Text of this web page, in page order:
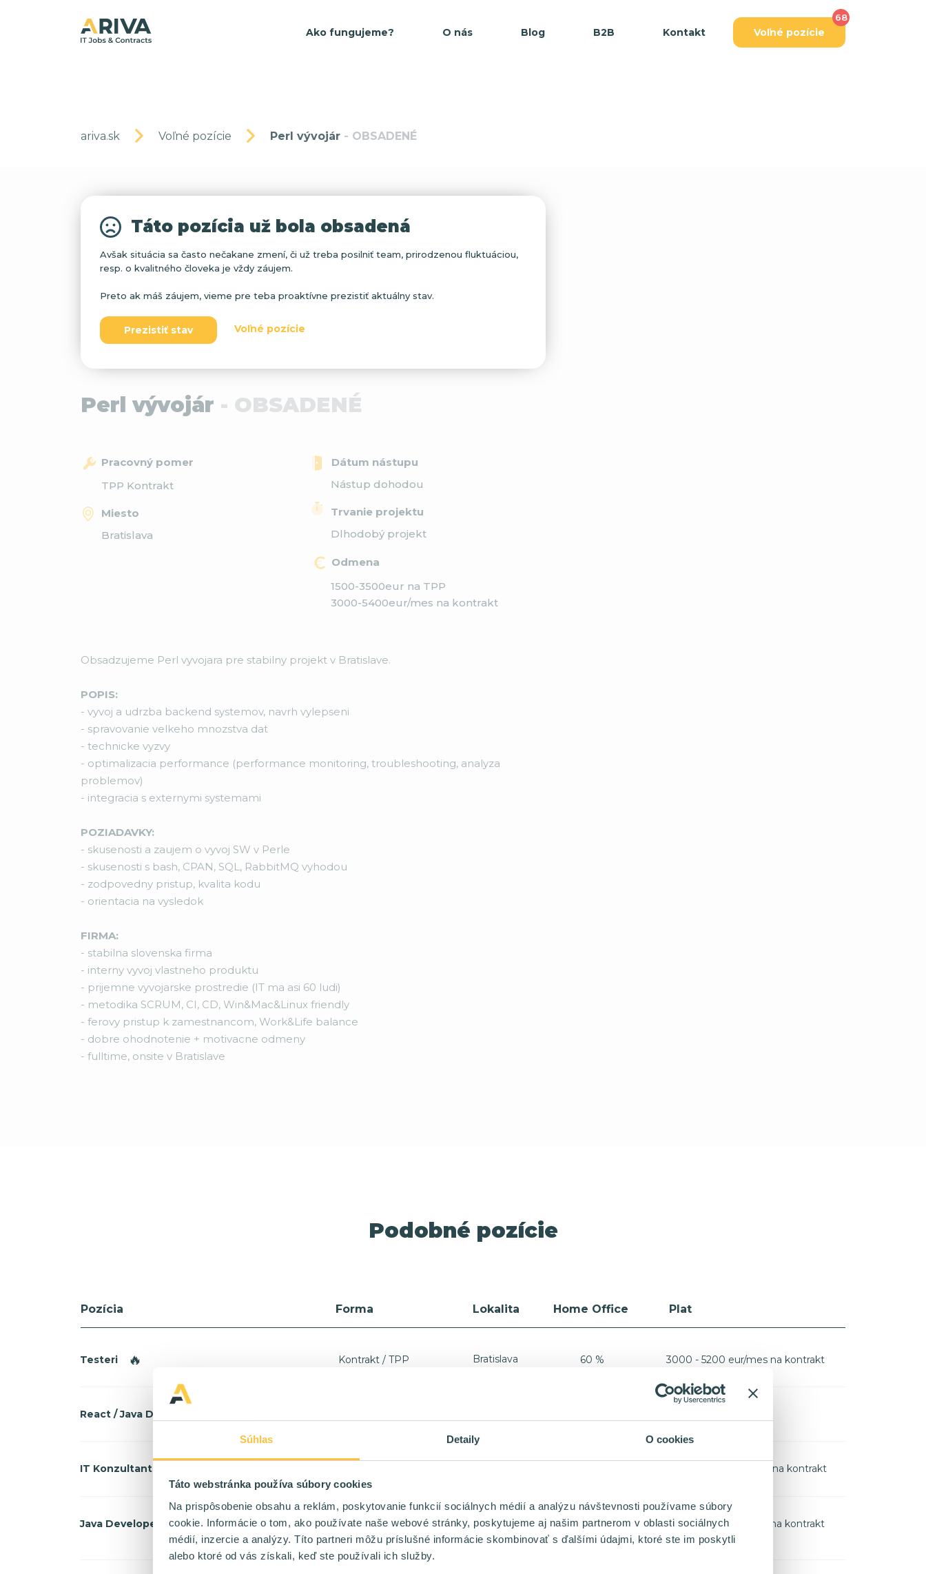
Súhlas Detaily O cookies
Táto webstránka používa súbory cookies
Na prispôsobenie obsahu a reklám, poskytovanie funkcií sociálnych médií a analýzu návštevnosti používame súbory
cookie. Informácie o tom, ako používate naše webové stránky, poskytujeme aj našim partnerom v oblasti sociálnych
médií, inzercie a analýzy. Títo partneri môžu príslušné informácie skombinovať s ďalšími údajmi, ktoré ste im poskytli
alebo ktoré od vás získali, keď ste používali ich služby.
Ako fungujeme? O nás Blog B2B Kontakt Voľné pozície
68
ariva.sk Voľné pozície Perl vývojár - OBSADENÉ
Perl vývojár - OBSADENÉ
Pracovný pomer
TPP Kontrakt
Miesto
Bratislava
Dátum nástupu
Nástup dohodou
Trvanie projektu
Dlhodobý projekt
Odmena
1500-3500eur na TPP
3000-5400eur/mes na kontrakt
Obsadzujeme Perl vyvojara pre stabilny projekt v Bratislave.
POPIS:
- vyvoj a udrzba backend systemov, navrh vylepseni
- spravovanie velkeho mnozstva dat
- technicke vyzvy
- optimalizacia performance (performance monitoring, troubleshooting, analyza
problemov)
- integracia s externymi systemami
POZIADAVKY:
- skusenosti a zaujem o vyvoj SW v Perle
- skusenosti s bash, CPAN, SQL, RabbitMQ vyhodou
- zodpovedny pristup, kvalita kodu
- orientacia na vysledok
FIRMA:
- stabilna slovenska firma
- interny vyvoj vlastneho produktu
- prijemne vyvojarske prostredie (IT ma asi 60 ludi)
- metodika SCRUM, CI, CD, Win&Mac&Linux friendly
- ferovy pristup k zamestnancom, Work&Life balance
- dobre ohodnotenie + motivacne odmeny
- fulltime, onsite v Bratislave
Táto pozícia už bola obsadená
Avšak situácia sa často nečakane zmení, či už treba posilniť team, prirodzenou fluktuáciou,
resp. o kvalitného človeka je vždy záujem.
Preto ak máš záujem, vieme pre teba proaktívne prezistiť aktuálny stav.
Prezistiť stav Voľné pozície
Podobné pozície
Pozícia Forma Lokalita Home Office Plat
Testeri 🔥 Kontrakt / TPP Bratislava 60 % 3000 - 5200 eur/mes na kontrakt
React / Java Developer
IT Konzultant 5000 - 7000 eur/mes na kontrakt
Java Developer 🔥 Kontrakt / TPP
Bratislava
Košice
WORLD
60 % 3500 - 6000 eur/mes na kontrakt